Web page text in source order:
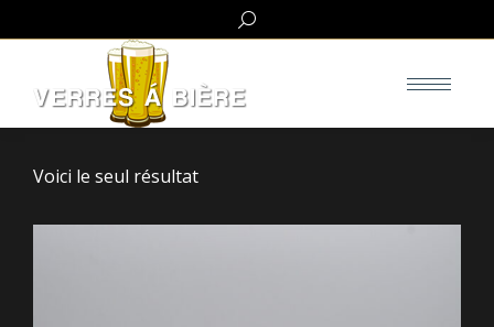
Search:
Voici le seul résultat